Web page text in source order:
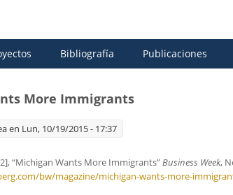
Bibliografía Publicaciones
More Immigrants
en Lun, 10/19/2015 - 17:37
“Michigan Wants More Immigrants”Business Week,
bw/magazine/michigan-wants-more-